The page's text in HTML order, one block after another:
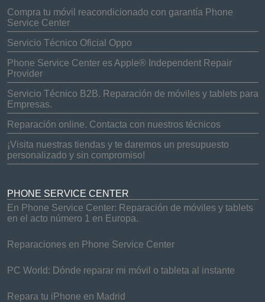
Compra tu móvil reacondicionado con garantía Phone
Service Center
Servicio Técnico Oficial Oppo
Phone Service Center es Apple® Independent Repair
Provider
Servicio Técnico B2B. Reparación de móviles y tablets para
Empresas.
Reparación online. Contacta con nuestros técnicos
¡Visita nuestras tiendas y te daremos un presupuesto
personalizado y sin compromiso!
PHONE SERVICE CENTER
En Phone Service Center: Reparación de móviles y tablets
en el acto número 1 en Europa.
Reparaciones en Phone Service Center
PC World: Dónde reparar mi móvil o tableta al instante
Repara tu iPhone en Madrid